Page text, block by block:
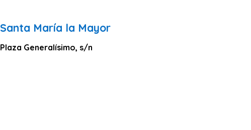
Santa María la Mayor
Plaza Generalísimo, s/n